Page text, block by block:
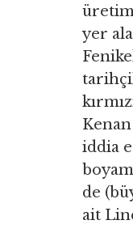
yer
iddia
de
ait